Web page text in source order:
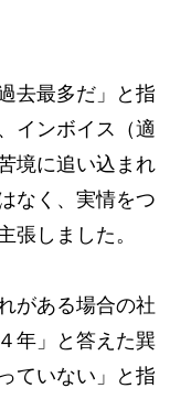
去最多だ」と指
インボイス（適
境に追い込まれ
なく、実情をつ
張しました。
がある場合の社
年」と答えた巽
ていない」と指